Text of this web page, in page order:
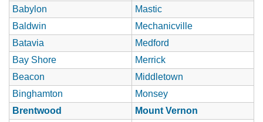
Babylon
Mastic
Baldwin
Mechanicville
Batavia
Medford
Bay Shore
Merrick
Beacon
Middletown
Binghamton
Monsey
Brentwood
Mount Vernon